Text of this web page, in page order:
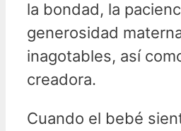
la bondad, la
generosidad
inagotables, así
creadora.
Cuando el bebé